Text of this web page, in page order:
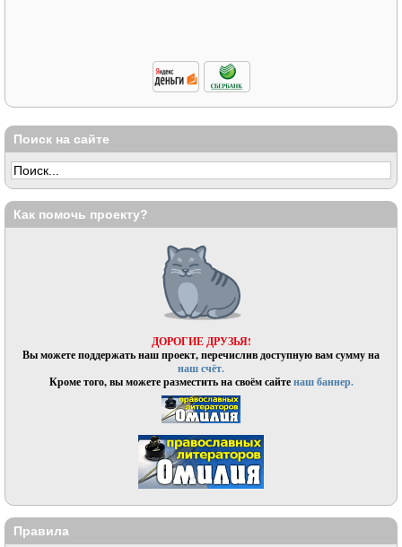
Поиск на сайте
Как помочь проекту?
ДОРОГИЕ ДРУЗЬЯ!
Вы можете поддержать наш проект, перечислив доступную вам сумму на
наш счёт.
Кроме того, вы можете разместить на своём сайтенаш баннер.
Правила